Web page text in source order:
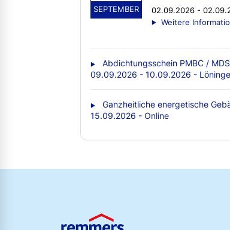
SEPTEMBER
02.09.2026 -
Weitere
Abdichtungsschein PMBC /
09.09.2026 - 10.09.2026 -
Ganzheitliche energetische
15.09.2026 - Online